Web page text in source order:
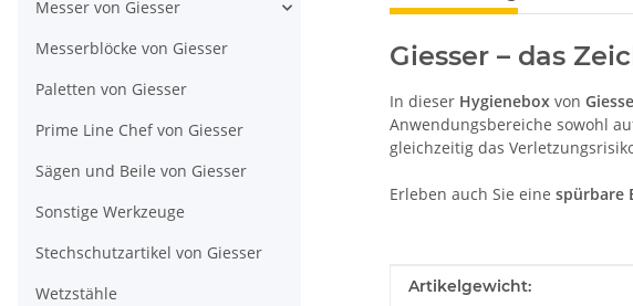
Giesser – das
In dieser Hygienebox von
Anwendungsbereiche sowohl
gleichzeitig das
Erleben auch Sie eine spürbare
Produkteigenschaft
Wert
Artikelgewicht:
Messer von Giesser
Messerblöcke von Giesser
Paletten von Giesser
Prime Line Chef von Giesser
Sägen und Beile von Giesser
Sonstige Werkzeuge
Stechschutzartikel von Giesser
Wetzstähle